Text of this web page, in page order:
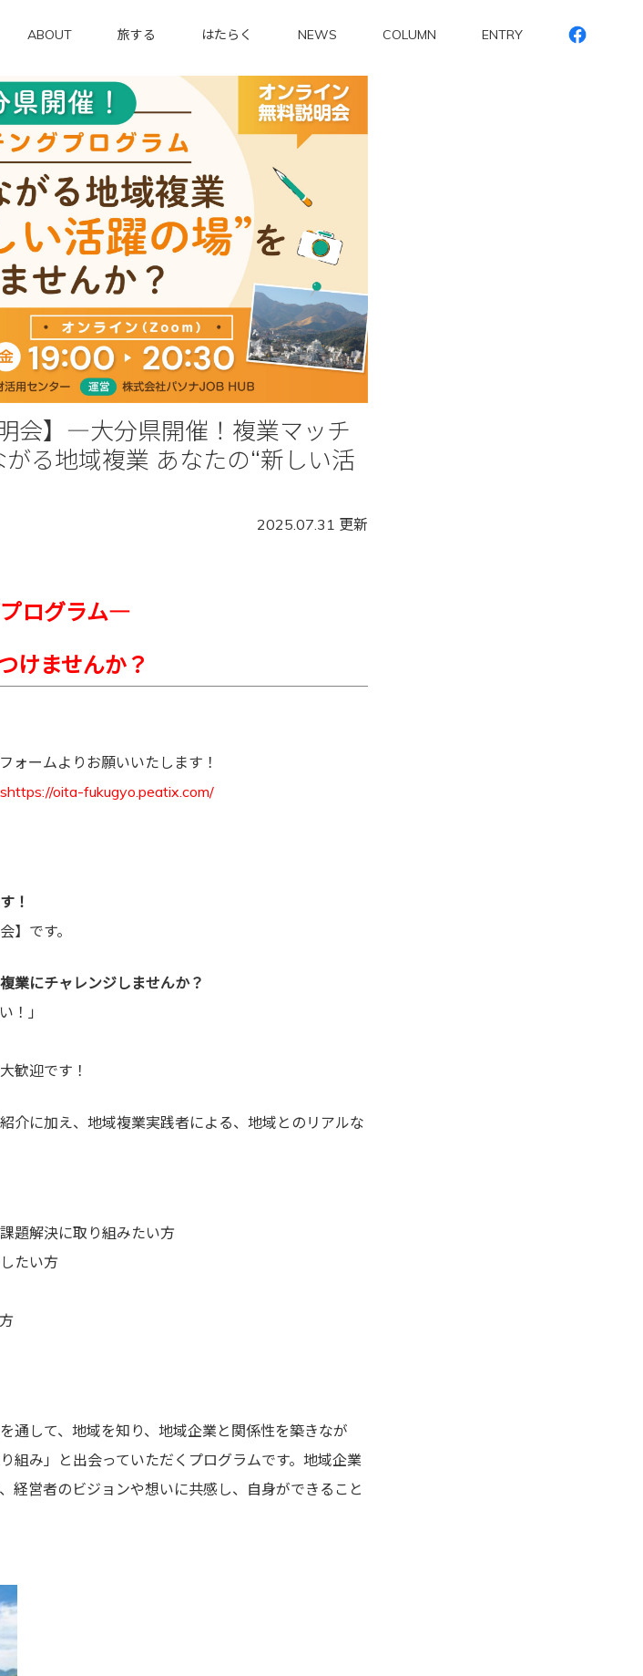
ABOUT 旅する はたらく NEWS COLUMN ENTRY
会】―大分県開催！複業マッチ
る地域複業 あなたの“新しい活
2025.07.31 更新
ログラム―
けませんか？
ォームよりお願いいたします！
oita-fukugyo.peatix.com/
！
】です。
業にチャレンジしませんか？
！」
歓迎です！
介に加え、地域複業実践者による、地域とのリアルな
題解決に取り組みたい方​
たい方​
通して、地域を知り、地域企業と関係性を築きなが
組み」と出会っていただくプログラムです。地域企業
経営者のビジョンや想いに共感し、自身ができること